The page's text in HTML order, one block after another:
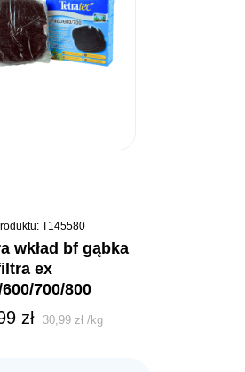
T145580
ex
700/800
zł 30,99zł /kg